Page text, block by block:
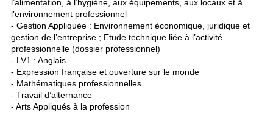
l’alimentation, à l’hygiène, aux équipements, aux locaux et à
l’environnement professionnel
- Gestion Appliquée : Environnement économique, juridique et
gestion de l’entreprise ; Etude technique liée à l’activité
professionnelle (dossier professionnel)
- LV1 : Anglais
- Expression française et ouverture sur le monde
- Mathématiques professionnelles
- Travail d’alternance
- Arts Appliqués à la profession